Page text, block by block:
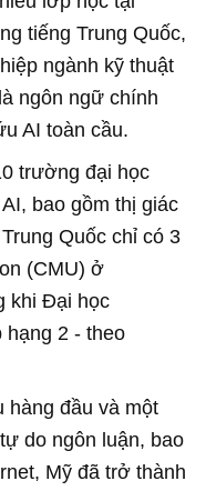
tiếng Trung Quốc,
ngành kỹ thuật
ngôn ngữ chính
AI toàn cầu.
trường đại học
bao gồm thị giác
Quốc chỉ có 3
(CMU) ở
khi Đại học
hạng 2 - theo
hàng đầu và một
do ngôn luận, bao
Mỹ đã trở thành